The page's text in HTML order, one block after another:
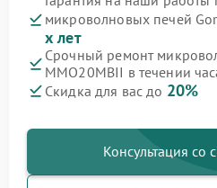
микроволновых печей
х лет
Срочный ремонт
MMO20MBII в течении
Скидка для вас до 20%
Консультация со